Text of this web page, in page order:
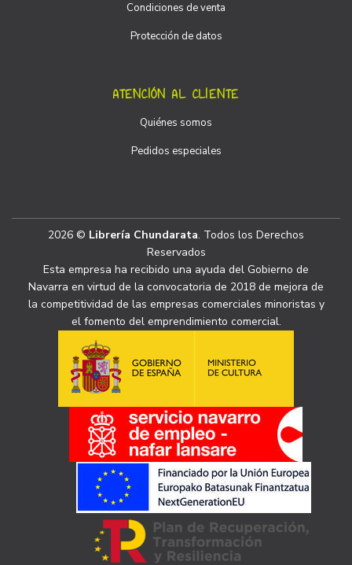
Condiciones de venta
Protección de datos
ATENCIÓN AL CLIENTE
Quiénes somos
Pedidos especiales
2026 © Librería Chundarata. Todos los Derechos
Reservados
Esta empresa ha recibido una ayuda del Gobierno de
Navarra en virtud de la convocatoria de 2018 de mejora de
la competitividad de las empresas comerciales minoristas y
el fomento del emprendimiento comercial.